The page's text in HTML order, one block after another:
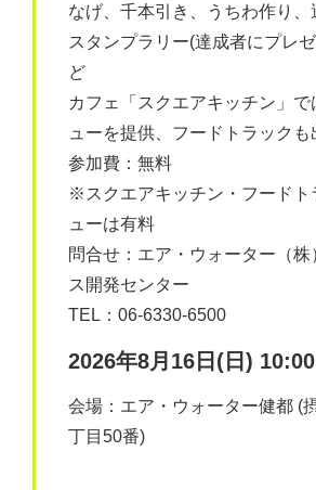
なげ、千本引き、うちわ作り、
スタンプラリー(達成者にプレ
ど
カフェ「スクエアキッチン」で
ューを提供、フードトラックも
参加費：無料
※スクエアキッチン・フードト
ューは有料
問合せ：エア・ウォーター（株
ス開発センター
TEL：06-6330-6500
2026年8月16日(日)
会場：エア・ウォーター健都 (
丁目50番)